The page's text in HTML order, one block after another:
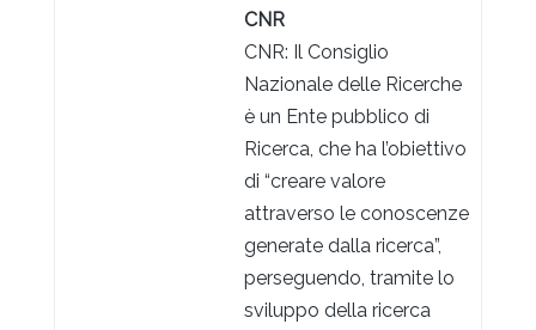
CNR
CNR: Il Consiglio
Nazionale delle Ricerche
è un Ente pubblico di
Ricerca, che ha l’obiettivo
di “creare valore
attraverso le conoscenze
generate dalla ricerca”,
perseguendo, tramite lo
sviluppo della ricerca